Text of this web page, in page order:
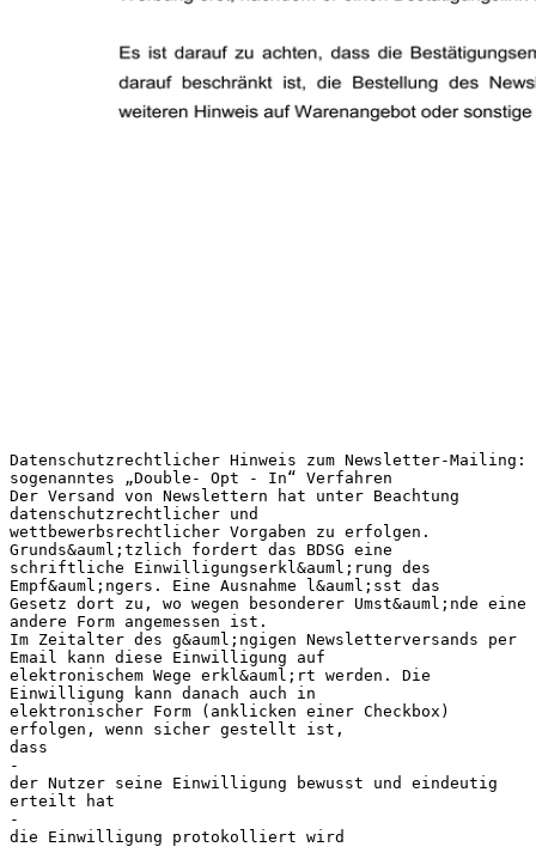
Datenschutzrechtlicher Hinweis zum Newsletter-Mailing:
sogenanntes „Double- Opt - In“ Verfahren
Der Versand von Newslettern hat unter Beachtung
datenschutzrechtlicher und
wettbewerbsrechtlicher Vorgaben zu erfolgen.
Grunds&auml;tzlich fordert das BDSG eine
schriftliche Einwilligungserkl&auml;rung des
Empf&auml;ngers. Eine Ausnahme l&auml;sst das
Gesetz dort zu, wo wegen besonderer Umst&auml;nde eine
andere Form angemessen ist.
Im Zeitalter des g&auml;ngigen Newsletterversands per
Email kann diese Einwilligung auf
elektronischem Wege erkl&auml;rt werden. Die
Einwilligung kann danach auch in
elektronischer Form (anklicken einer Checkbox)
erfolgen, wenn sicher gestellt ist,
dass
-
der Nutzer seine Einwilligung bewusst und eindeutig
erteilt hat
-
die Einwilligung protokolliert wird